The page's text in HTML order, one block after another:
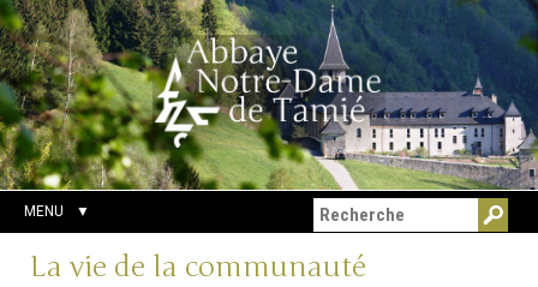
Aller
au
contenu.
|
Aller
à
la
navigation
Outils
personnels
Chercher par
Recherche
avancée…
MENU
Navigation
La vie de la communauté